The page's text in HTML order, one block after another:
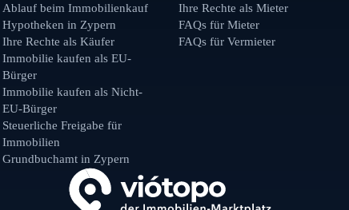
Ablauf beim Immobilienkauf
Hypotheken in Zypern
Ihre Rechte als Käufer
Immobilie kaufen als EU-
Bürger
Immobilie kaufen als Nicht-
EU-Bürger
Steuerliche Freigabe für
Immobilien
Grundbuchamt in Zypern
Ihre Rechte als Mieter
FAQs für Mieter
FAQs für Vermieter